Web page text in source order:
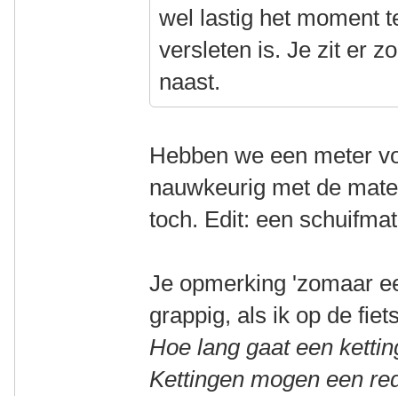
wel lastig het moment
versleten is. Je zit er
naast.
Hebben we een meter
nauwkeurig met de
toch. Edit: een
Je opmerking 'zomaar
grappig, als ik op de
Hoe lang gaat een
Kettingen mogen een